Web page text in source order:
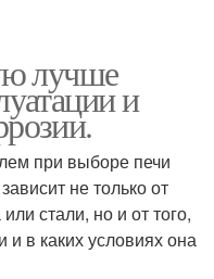
лучше
и
при выборе печи
не только от
стали, но и от того,
и в каких условиях она